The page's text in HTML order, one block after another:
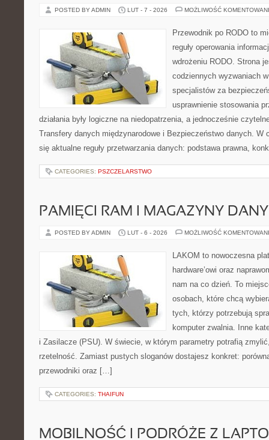
POSTED BY ADMIN LUT - 7 - 2026 MOŻLIWOŚĆ
Przewodnik po RODO to
reguły operowania
wdrożeniu RODO. Strona
codziennych wyzwaniach
specjalistów za
usprawnienie stosowania
działania były logiczne na niedopatrzenia, a jednocześnie
Transfery danych międzynarodowe i Bezpieczeństwo danych. W
się aktualne reguły przetwarzania danych: podstawa prawna,
CATEGORIES: PSZCZELARSTWO
PAMIĘCI RAM I MAGAZYNY
POSTED BY ADMIN LUT - 6 - 2026 MOŻLIWOŚĆ
LAKOM to nowoczesna
hardware’owi oraz
nam na co dzień. To
osobach, które chcą
tych, którzy potrzebują
komputer zwalnia. Inne
i Zasilacze (PSU). W świecie, w którym parametry potrafią
rzetelność. Zamiast pustych sloganów dostajesz konkret:
przewodniki oraz […]
CATEGORIES: THAIFUN
MOBILNOŚĆ I PODRÓŻE Z